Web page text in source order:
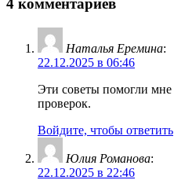
4 комментариев
Наталья Еремина:
22.12.2025 в 06:46
Эти советы помогли
проверок.
Войдите, чтобы ответить
Юлия Романова:
22.12.2025 в 22:46